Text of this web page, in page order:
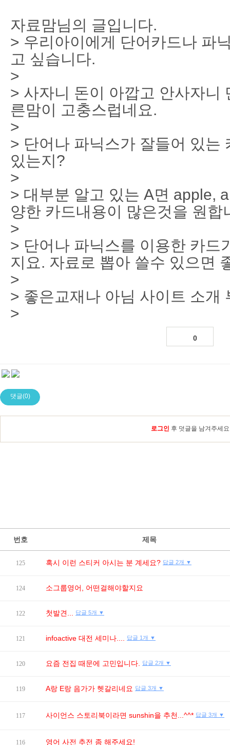
자료맘님의 글입니다.
> 우리아이에게 단어카드나 파
고 싶습니다.
>
> 사자니 돈이 아깝고 안사자니
른맘이 고충스럽네요.
>
> 단어나 파닉스가 잘들어 있는
있는지?
>
> 대부분 알고 있는 A면 apple,
양한 카드내용이 많은것을 원합
>
> 단어나 파닉스를 이용한 카드
지요. 자료로 뽑아 쓸수 있으면
>
> 좋은교재나 아님 사이트 소개
>
0
댓글(0)
로그인 후 덧글을 남겨주세요
번호 제목
125 혹시 이런 스티커 아시는 분 계세요? 답글 2개 ▼
124 소그룹영어, 어떤걸해야할지요
122 첫발견... 답글 5개 ▼
121 infoactive 대전 세미나.... 답글 1개 ▼
120 요즘 전집 때문에 고민입니다. 답글 2개 ▼
119 A랑 E랑 음가가 헷갈리네요 답글 3개 ▼
117 사이언스 스토리북이라면 sunshin을 추천...^^* 답글 3개 ▼
116 영어 사전 추전 좀 해주세요!